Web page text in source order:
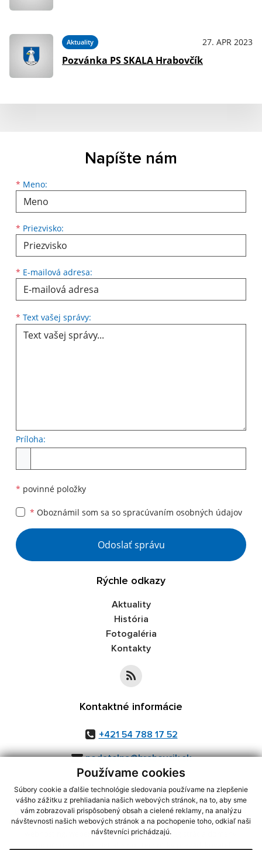
Používame cookies
Súbory cookie a ďalšie technológie sledovania používame na zlepšenie
vášho zážitku z prehliadania našich webových stránok, na to, aby sme
vám zobrazovali prispôsobený obsah a cielené reklamy, na analýzu
návštevnosti našich webových stránok a na pochopenie toho, odkiaľ naši
návštevníci prichádzajú.
Aktuality 27. APR 2023
Pozvánka PS SKALA Hrabovčík
Napíšte nám
* Meno:
Meno
* Priezvisko:
Priezvisko
* E-mailová adresa:
E-mailová adresa
* Text vašej správy:
Príloha:
* povinné položky
* Oboznámil som sa so spracúvaním osobných údajov
Google reCaptcha Response
Odoslať správu
Rýchle odkazy
Aktuality
História
Fotogaléria
Kontakty
Kontaktné informácie
+421 54 788 17 52
podatelna@hrabovcik.sk
využite možnosť získavania aktuálnych informácií s využitím RSS
CMS systém (redakčný) systém ECHELON 2,Mapa stránok,web portál
webex.digital, s.r.o.,domény,registrácia domény